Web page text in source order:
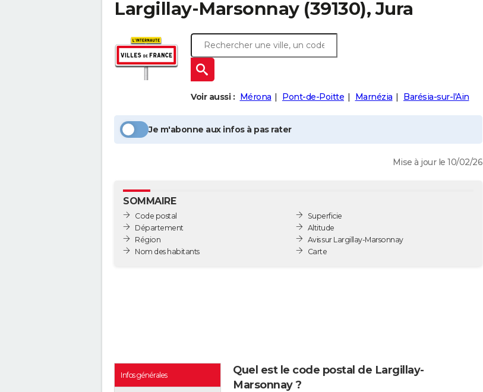
Largillay-Marsonnay(39130), Jura
Voir aussi : Mérona Pont-de-Poitte Marnézia Barésia-sur-l'Ain
Je m'abonne aux infos à pas rater
Mise à jour le 10/02/26
SOMMAIRE
Code postal
Département
Région
Nom des habitants
Superficie
Altitude
Avis sur Largillay-Marsonnay
Carte
Infos générales
Quel est le code postal de Largillay-
Marsonnay ?